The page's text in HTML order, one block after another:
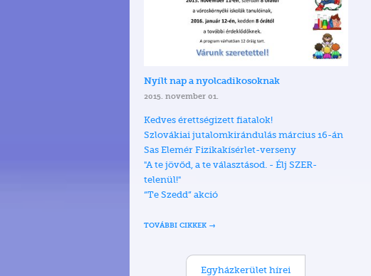
Nyílt nap a nyolcadikosoknak
2015. november 01.
Kedves érettségizett fiatalok!
Szlovákiai jutalomkirándulás március 16-án
Sas Elemér Fizikakísérlet-verseny
"A te jövőd, a te választásod. - Élj SZER-
telenül!"
“Te Szedd” akció
TOVÁBBI CIKKEK
Egyházkerület hírei